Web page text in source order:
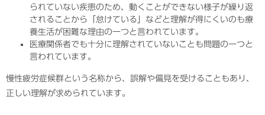
られていない疾患のため、動くことができない様子が繰り返
されることから「怠けている」などと理解が得にくいのも療
養生活が困難な理由の一つと言われています。
医療関係者でも十分に理解されていないことも問題の一つと
言われています。
慢性疲労症候群という名称から、誤解や偏見を受けることもあり、
正しい理解が求められています。